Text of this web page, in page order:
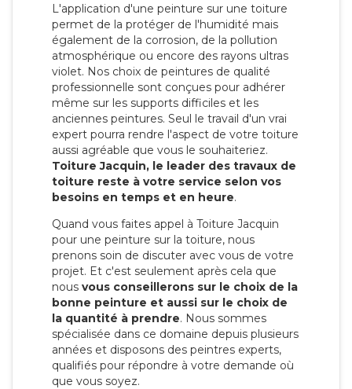
L'application d'une peinture sur une toiture
permet de la protéger de l'humidité mais
également de la corrosion, de la pollution
atmosphérique ou encore des rayons ultras
violet. Nos choix de peintures de qualité
professionnelle sont conçues pour adhérer
même sur les supports difficiles et les
anciennes peintures. Seul le travail d'un vrai
expert pourra rendre l'aspect de votre toiture
aussi agréable que vous le souhaiteriez.
Toiture Jacquin, le leader des travaux de
toiture reste à votre service selon vos
besoins en temps et en heure.
Quand vous faites appel à Toiture Jacquin
pour une peinture sur la toiture, nous
prenons soin de discuter avec vous de votre
projet. Et c'est seulement après cela que
nous vous conseillerons sur le choix de la
bonne peinture et aussi sur le choix de
la quantité à prendre. Nous sommes
spécialisée dans ce domaine depuis plusieurs
années et disposons des peintres experts,
qualifiés pour répondre à votre demande où
que vous soyez.